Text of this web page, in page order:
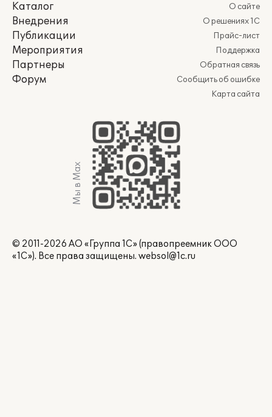
Каталог
Внедрения
Публикации
Мероприятия
Партнеры
Форум
О сайте
О решениях 1С
Прайс-лист
Поддержка
Обратная связь
Сообщить об ошибке
Карта сайта
Мы в Max
© 2011-2026 АО «Группа 1С» (правопреемник ООО
«1С»). Все права защищены. websol@1c.ru